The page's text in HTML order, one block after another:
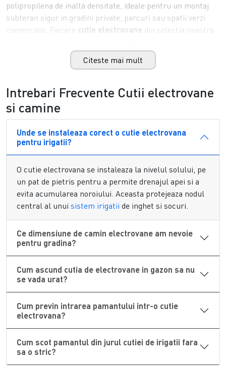
polipropilena de inalta densitate, ideale pentru un montaj
subteran sigur in gradini private, parcuri sau spatii verzi
comerciale. Fiecare cutie electrovane din selectia noastra
imbatabila impotriva socurilor mecanice sau a presiunii
exercitate de sol. In acelasi timp, gama noastra diversificata
sau deteriorate, fara a fi necesara excavarea intregului
sistem. Alege siguranta si estetica pentru instalatia ta cu
un camin electrovane
ideala pentru protectia electrovanelor tale!
Tipuri de Camine Irigatii si Avantajele
unei Cutii Electrovane de Calitate
Alegerea unei cutii electrovane potrivite depinde de
numarul de conexiuni si de spatiul necesar pentru
manevrare. In oferta noastra gasesti de la camin
rectangulare Standard si Jumbo, capabile sa adaposteasca
configuratii complexe de pana la 6-8 electrovane. Aceste
previn deformarea sub greutatea pamantului sau a
traficului pietonal. Mai mult, o
sau insectele. Daca ai deja un sistem instalat, dar partea
superioara a fost afectata de masina de tuns iarba,
schimb compatibile cu majoritatea brandurilor de top,
asigurand o inchidere etansa si sigura.
Citeste mai mult
Intrebari Frecvente Cutii electrovane
si camine
Unde se instaleaza corect o cutie electrovana
pentru irigatii?
O cutie electrovana se instaleaza la nivelul solului, pe
un pat de pietris pentru a permite drenajul apei si a
evita acumularea noroiului. Aceasta protejeaza nodul
central al unui sistem irigatii de inghet si socuri.
Ce dimensiune de camin electrovane am nevoie
pentru gradina?
Cum ascund cutia de electrovane in gazon sa nu
se vada urat?
Cum previn intrarea pamantului intr-o cutie
electrovana?
Cum scot pamantul din jurul cutiei de irigatii fara
sa o stric?